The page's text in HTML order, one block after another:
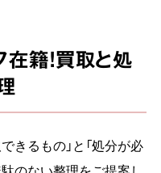
籍！買取と処
きるもの」と「処分が必